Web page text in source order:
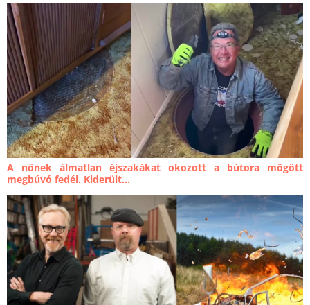
A nőnek álmatlan éjszakákat okozott a bútora mögött
megbúvó fedél. Kiderült...